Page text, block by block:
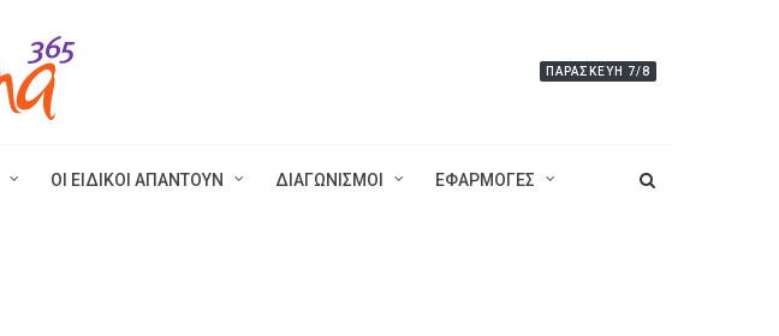
ΠΑΡΑΣΚΕΥΉ 7/8
ΟΙ ΕΙΔΙΚΟΙ ΑΠΑΝΤΟΥΝ ΔΙΑΓΩΝΙΣΜΟΙ ΕΦΑΡΜΟΓΕΣ